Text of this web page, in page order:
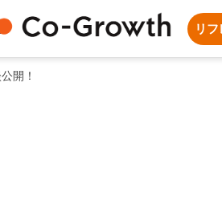
リ
開！